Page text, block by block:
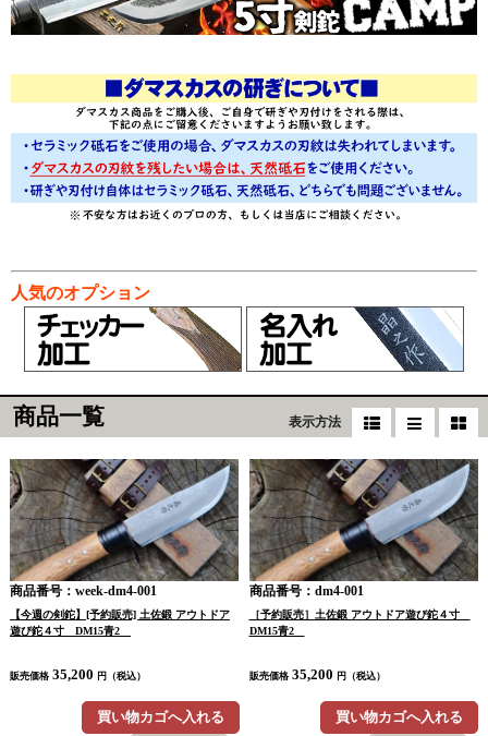
人気のオプション
商品一覧 表示方法
商品番号：week-dm4-001
【今週の剣鉈】[予約販売] 土佐鍛 アウトドア
遊び鉈４寸 DM15青2
販売価格 35,200 円（税込）
買い物カゴへ入れる
商品番号：dm4-001
［予約販売］土佐鍛 アウトドア遊び鉈４寸
DM15青2
販売価格 35,200 円（税込）
買い物カゴへ入れる